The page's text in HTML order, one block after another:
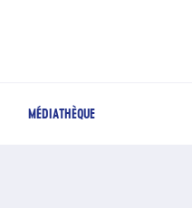
MÉDIATHÈQUE